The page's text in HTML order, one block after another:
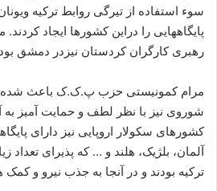
سوء استفاده از تیرگی روابط ترکیه
پایگاههایی را دراین کشورها ایجاد
رهبری کارگران کردستان نیزدر دمشق
مرام کمونیستی حزب پ.ک.ک باعث شده
شوروی نیز با نظر لطف و حمایت آمیز به
کشورهای سکولار اروپایی نیز دارای
آلمان، بلژیک، هلند و … که پذیرای تعداد
ترکیه بودند و در آنجا به جذب نیرو و